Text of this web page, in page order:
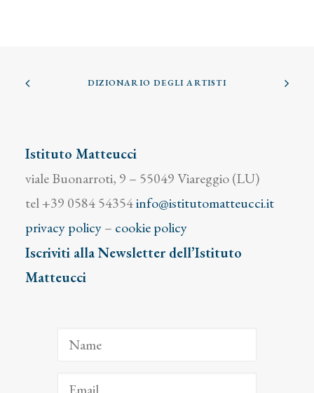
DIZIONARIO DEGLI ARTISTI
Istituto Matteucci
viale Buonarroti, 9 – 55049 Viareggio (LU)
tel +39 0584 54354info@istitutomatteucci.it
privacy policy– cookie policy
Iscriviti alla Newsletter dell’Istituto
Matteucci